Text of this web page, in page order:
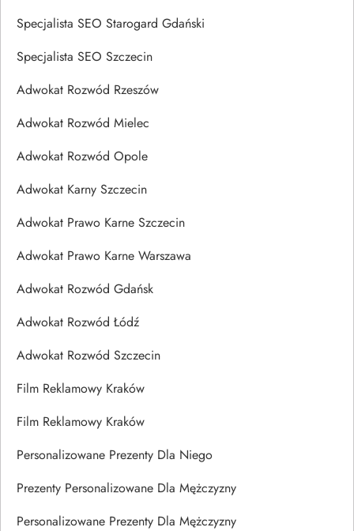
Specjalista SEO Starogard Gdański
Specjalista SEO Szczecin
Adwokat Rozwód Rzeszów
Adwokat Rozwód Mielec
Adwokat Rozwód Opole
Adwokat Karny Szczecin
Adwokat Prawo Karne Szczecin
Adwokat Prawo Karne Warszawa
Adwokat Rozwód Gdańsk
Adwokat Rozwód Łódź
Adwokat Rozwód Szczecin
Film Reklamowy Kraków
Film Reklamowy Kraków
Personalizowane Prezenty Dla Niego
Prezenty Personalizowane Dla Mężczyzny
Personalizowane Prezenty Dla Mężczyzny